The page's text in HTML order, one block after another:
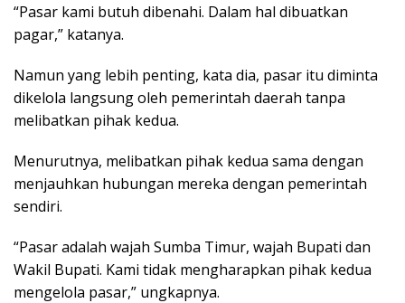
“Pasar kami butuh dibenahi. Dalam hal dibuatkan
pagar,” katanya.
Namun yang lebih penting, kata dia, pasar itu diminta
dikelola langsung oleh pemerintah daerah tanpa
melibatkan pihak kedua.
Menurutnya, melibatkan pihak kedua sama dengan
menjauhkan hubungan mereka dengan pemerintah
sendiri.
“Pasar adalah wajah Sumba Timur, wajah Bupati dan
Wakil Bupati. Kami tidak mengharapkan pihak kedua
mengelola pasar,” ungkapnya.